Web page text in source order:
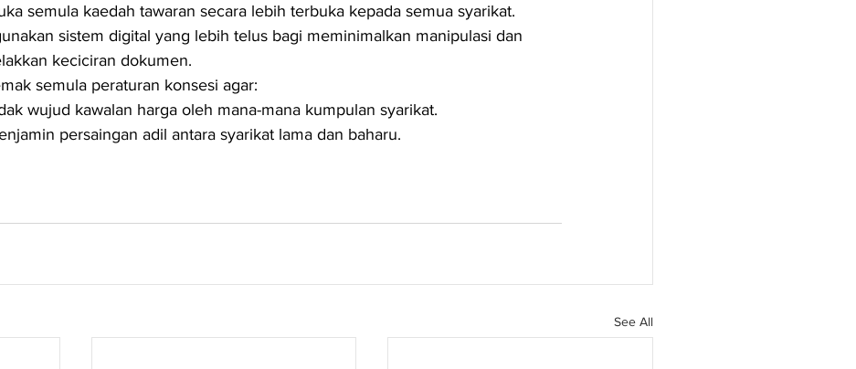
semula kaedah tawaran secara lebih terbuka kepada semua syarikat.
sistem digital yang lebih telus bagi meminimalkan manipulasi dan
keciciran dokumen.
semula peraturan konsesi agar:
wujud kawalan harga oleh mana-mana kumpulan syarikat.
persaingan adil antara syarikat lama dan baharu.
See All